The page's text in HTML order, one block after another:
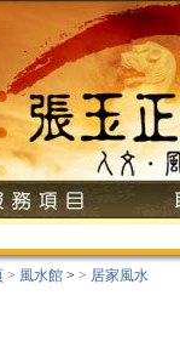
> 風水館 > > 居家風水